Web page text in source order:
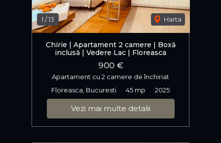
1 /13 Harta
Chirie | Apartament 2 camere | Boxă
inclusă | Vedere Lac | Floreasca
900 €
Apartament cu 2 camere de închiriat
Floreasca, Bucuresti
45 mp 2025
Vezi mai multe detalii